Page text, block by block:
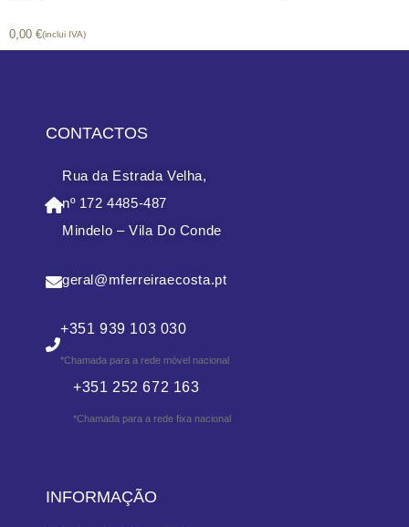
0,00 €(inclui IVA)
CONTACTOS
Rua da Estrada Velha,
nº 172 4485-487
Mindelo – Vila Do Conde
geral@mferreiraecosta.pt
+351 939 103 030
*Chamada para a rede móvel nacional
+351 252 672 163
*Chamada para a rede fixa nacional
INFORMAÇÃO